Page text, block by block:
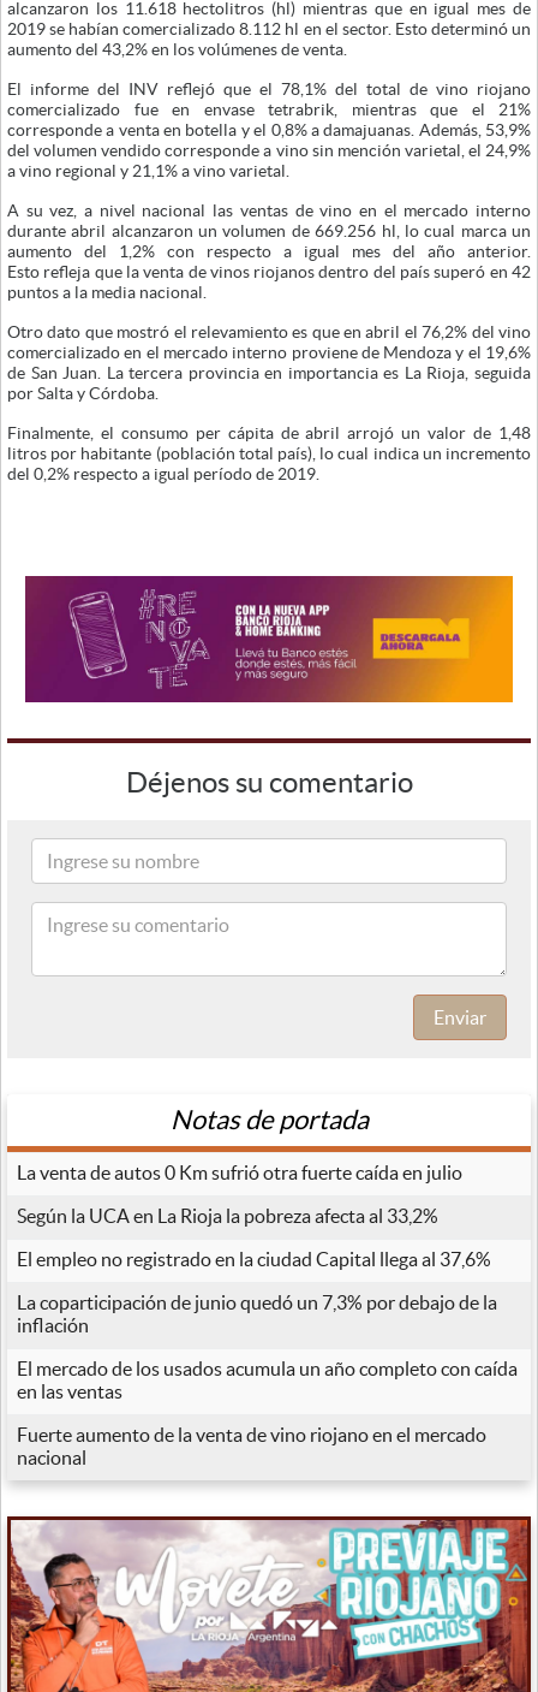
alcanzaron los 11.618 hectolitros (hl) mientras que en igual mes de
2019 se habían comercializado 8.112 hl en el sector. Esto determinó un
aumento del 43,2% en los volúmenes de venta.
El informe del INV reflejó que el 78,1% del total de vino riojano
comercializado fue en envase tetrabrik, mientras que el 21%
corresponde a venta en botella y el 0,8% a damajuanas. Además, 53,9%
del volumen vendido corresponde a vino sin mención varietal, el 24,9%
a vino regional y 21,1% a vino varietal.
A su vez, a nivel nacional las ventas de vino en el mercado interno
durante abril alcanzaron un volumen de 669.256 hl, lo cual marca un
aumento del 1,2% con respecto a igual mes del año anterior.
Esto refleja que la venta de vinos riojanos dentro del país superó en 42
puntos a la media nacional.
Otro dato que mostró el relevamiento es que en abril el 76,2% del vino
comercializado en el mercado interno proviene de Mendoza y el 19,6%
de San Juan. La tercera provincia en importancia es La Rioja, seguida
por Salta y Córdoba.
Finalmente, el consumo per cápita de abril arrojó un valor de 1,48
litros por habitante (población total país), lo cual indica un incremento
del 0,2% respecto a igual período de 2019.
Déjenos su comentario
Enviar
Notas de portada
La venta de autos 0 Km sufrió otra fuerte caída en julio
Según la UCA en La Rioja la pobreza afecta al 33,2%
El empleo no registrado en la ciudad Capital llega al 37,6%
La coparticipación de junio quedó un 7,3% por debajo de la
inflación
El mercado de los usados acumula un año completo con caída
en las ventas
Fuerte aumento de la venta de vino riojano en el mercado
nacional